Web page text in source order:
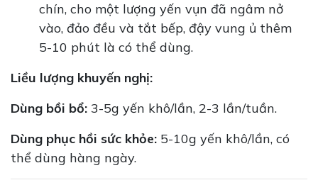
chín, cho một lượng yến vụn đã ngâm nở
vào, đảo đều và tắt bếp, đậy vung ủ thêm
5-10 phút là có thể dùng.
Liều lượng khuyến nghị:
Dùng bồi bổ: 3-5g yến khô/lần, 2-3 lần/tuần.
Dùng phục hồi sức khỏe: 5-10g yến khô/lần, có
thể dùng hàng ngày.